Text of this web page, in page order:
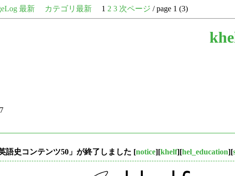
最新 カテゴリ最新 1 2 3 次ページ / page 1 (3)
語史コンテンツ50」が終了しました [notice][khelf][hel_education][